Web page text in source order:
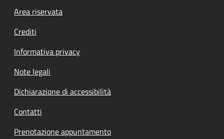
Footer menu
Area riservata
Crediti
Informativa privacy
Note legali
Dichiarazione di accessibilità
Contatti
Prenotazione appuntamento